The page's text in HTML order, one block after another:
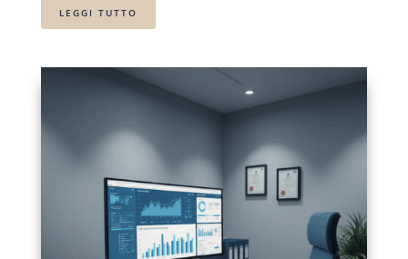
LEGGI TUTTO